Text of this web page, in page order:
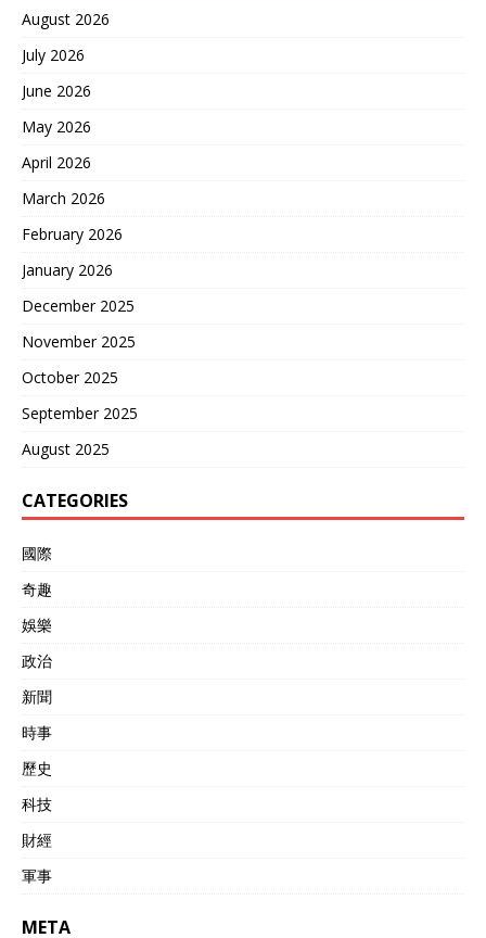
August 2026
July 2026
June 2026
May 2026
April 2026
March 2026
February 2026
January 2026
December 2025
November 2025
October 2025
September 2025
August 2025
CATEGORIES
國際
奇趣
娛樂
政治
新聞
時事
歷史
科技
財經
軍事
META